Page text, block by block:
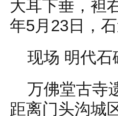
大耳下垂，袒
年5月23日，
现场 明代石
万佛堂古寺
距离门头沟城